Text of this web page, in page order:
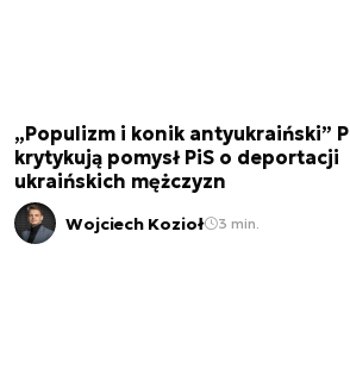
„Populizm i konik antyukraiński”
krytykują pomysł PiS o deportacji
ukraińskich mężczyzn
Wojciech Kozioł 3 min.